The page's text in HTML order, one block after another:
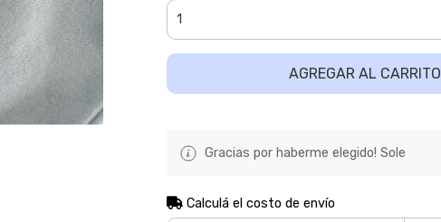
AGREGAR AL CARRITO
Gracias por haberme elegido! Sole
Calculá el costo de envío